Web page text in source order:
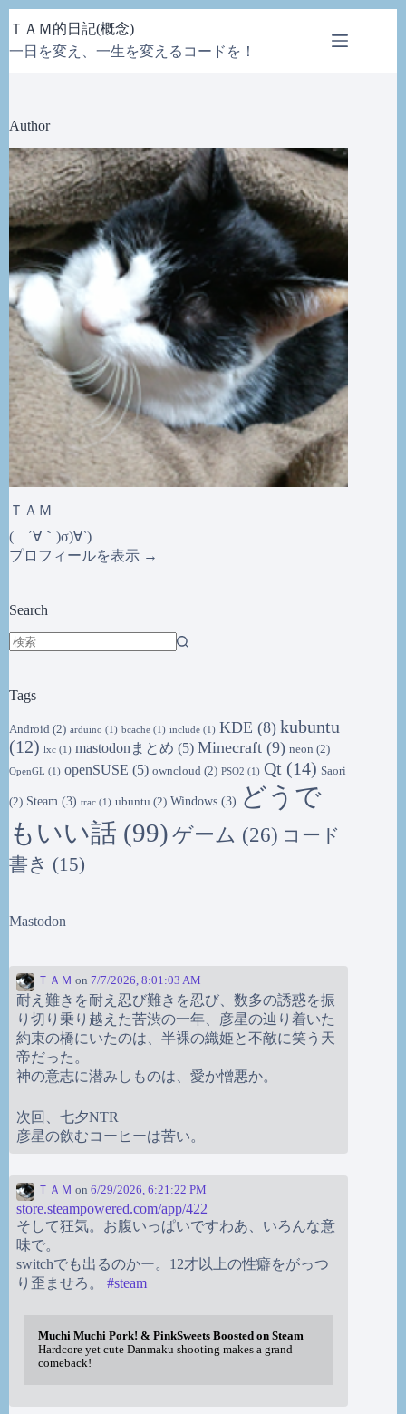
ン
テ
ス
キ
ッ
プ
ＴＡＭ的日記(概念)
一日を変え、一生を変えるコードを！
Author
ＴＡＭ
( ´∀｀)σ)∀`)
プロフィールを表示 →
Search
な
Tags
Android (2) arduino (1) bcache (1) include (1) KDE (8) kubuntu
(12) lxc (1) mastodonまとめ (5) Minecraft (9) neon (2)
OpenGL (1) openSUSE (5) owncloud (2) PSO2 (1) Qt (14) Saori
(2) Steam (3) trac (1) ubuntu (2) Windows (3) どうで
もいい話 (99)ゲーム (26) コード
書き (15)
Mastodon
ＴＡＭ on 7/7/2026, 8:01:03 AM
耐え難きを耐え忍び難きを忍び、数多の誘惑を振
り切り乗り越えた苦渋の一年、彦星の辿り着いた
約束の橋にいたのは、半裸の織姫と不敵に笑う天
帝だった。
神の意志に潜みしものは、愛か憎悪か。
次回、七夕NTR
彦星の飲むコーヒーは苦い。
ＴＡＭ on 6/29/2026, 6:21:22 PM
store.steampowered.com/app/422
そして狂気。お腹いっぱいですわあ、いろんな意
味で。
switchでも出るのかー。12才以上の性癖をがっつ
り歪ませろ。 #steam
Muchi Muchi Pork! & PinkSweets Boosted on Steam
Hardcore yet cute Danmaku shooting makes a grand
comeback!